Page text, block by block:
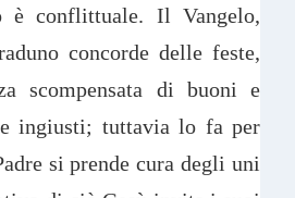
è conflittuale. Il Vangelo,
concorde delle feste,
scompensata di buoni e
ingiusti; tuttavia lo fa per
si prende cura degli uni